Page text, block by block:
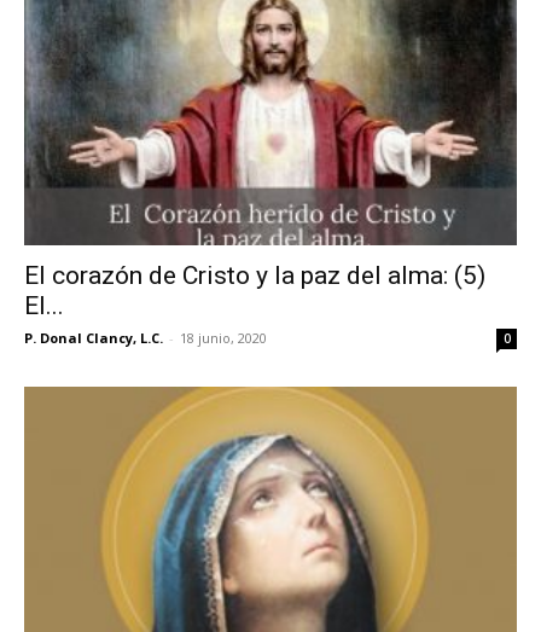
El corazón de Cristo y la paz del alma: (5)
El...
P. Donal Clancy, L.C. - 18 junio, 2020 0